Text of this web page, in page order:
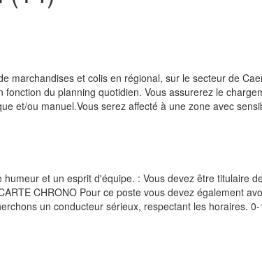
marchandises et colis en régional, sur le secteur de
du planning quotidien. Vous assurerez le
et/ou manuel.Vous serez affecté à une zone avec
et un esprit d'équipe. : Vous devez être titulaire
CHRONO Pour ce poste vous devez également
un conducteur sérieux, respectant les horaires. 0-